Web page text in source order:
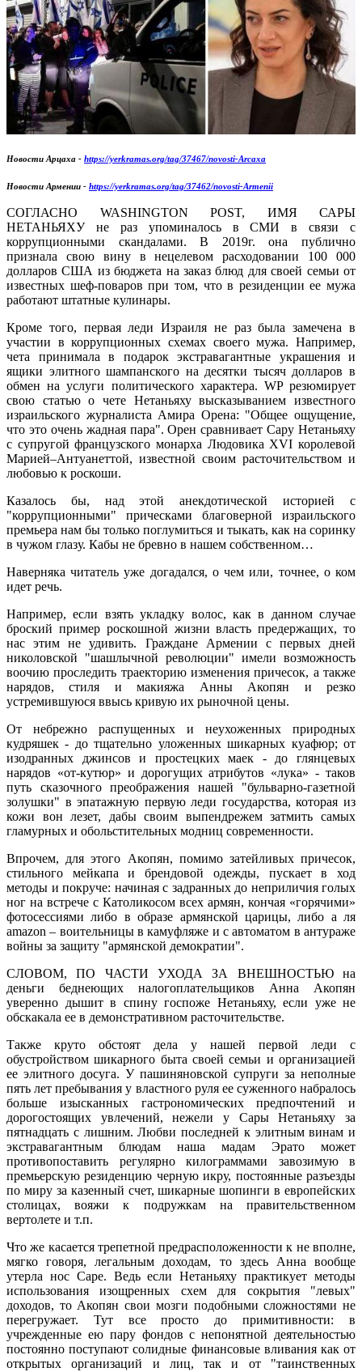
Новости Арцаха - https://yerkramas.org/tag/37467/novosti-Arcaxa
Новости Армении - https://yerkramas.org/tag/37462/novosti-Armenii
СОГЛАСНО WASHINGTON POST, ИМЯ САРЫ
НЕТАНЬЯХУ не раз упоминалось в СМИ в связи с
коррупционными скандалами. В 2019г. она публично
признала свою вину в нецелевом расходовании 100 000
долларов США из бюджета на заказ блюд для своей семьи от
известных шеф-поваров при том, что в резиденции ее мужа
работают штатные кулинары.
Кроме того, первая леди Израиля не раз была замечена в
участии в коррупционных схемах своего мужа. Например,
чета принимала в подарок экстравагантные украшения и
ящики элитного шампанского на десятки тысяч долларов в
обмен на услуги политического характера. WP резюмирует
свою статью о чете Нетаньяху высказыванием известного
израильского журналиста Амира Орена: "Общее ощущение,
что это очень жадная пара". Орен сравнивает Сару Нетаньяху
с супругой французского монарха Людовика XVI королевой
Марией–Антуанеттой, известной своим расточительством и
любовью к роскоши.
Казалось бы, над этой анекдотической историей с
"коррупционными" прическами благоверной израильского
премьера нам бы только поглумиться и тыкать, как на соринку
в чужом глазу. Кабы не бревно в нашем собственном…
Наверняка читатель уже догадался, о чем или, точнее, о ком
идет речь.
Например, если взять укладку волос, как в данном случае
броский пример роскошной жизни власть предержащих, то
нас этим не удивить. Граждане Армении с первых дней
николовской "шашлычной революции" имели возможность
воочию проследить траекторию изменения причесок, а также
нарядов, стиля и макияжа Анны Акопян и резко
устремившуюся ввысь кривую их рыночной цены.
От небрежно распущенных и неухоженных природных
кудряшек - до тщательно уложенных шикарных куафюр; от
изодранных джинсов и простецких маек - до глянцевых
нарядов «от-кутюр» и дорогущих атрибутов «лука» - таков
путь сказочного преображения нашей "бульварно-газетной
золушки" в эпатажную первую леди государства, которая из
кожи вон лезет, дабы своим выпендрежем затмить самых
гламурных и обольстительных модниц современности.
Впрочем, для этого Акопян, помимо затейливых причесок,
стильного мейкапа и брендовой одежды, пускает в ход
методы и покруче: начиная с задранных до неприличия голых
ног на встрече с Католикосом всех армян, кончая «горячими»
фотосессиями либо в образе армянской царицы, либо а ля
amazon – воительницы в камуфляже и с автоматом в антураже
войны за защиту "армянской демократии".
СЛОВОМ, ПО ЧАСТИ УХОДА ЗА ВНЕШНОСТЬЮ на
деньги беднеющих налогоплательщиков Анна Акопян
уверенно дышит в спину госпоже Нетаньяху, если уже не
обскакала ее в демонстративном расточительстве.
Также круто обстоят дела у нашей первой леди с
обустройством шикарного быта своей семьи и организацией
ее элитного досуга. У пашиняновской супруги за неполные
пять лет пребывания у властного руля ее суженного набралось
больше изысканных гастрономических предпочтений и
дорогостоящих увлечений, нежели у Сары Нетаньяху за
пятнадцать с лишним. Любви последней к элитным винам и
экстравагантным блюдам наша мадам Эрато может
противопоставить регулярно килограммами завозимую в
премьерскую резиденцию черную икру, постоянные разъезды
по миру за казенный счет, шикарные шопинги в европейских
столицах, вояжи к подружкам на правительственном
вертолете и т.п.
Что же касается трепетной предрасположенности к не вполне,
мягко говоря, легальным доходам, то здесь Анна вообще
утерла нос Саре. Ведь если Нетаньяху практикует методы
использования изощренных схем для сокрытия "левых"
доходов, то Акопян свои мозги подобными сложностями не
перегружает. Тут все просто до примитивности: в
учрежденные ею пару фондов с непонятной деятельностью
постоянно поступают солидные финансовые вливания как от
открытых организаций и лиц, так и от "таинственных